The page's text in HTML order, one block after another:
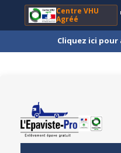
Centre VHU
Agréé
Cliquez ici pour